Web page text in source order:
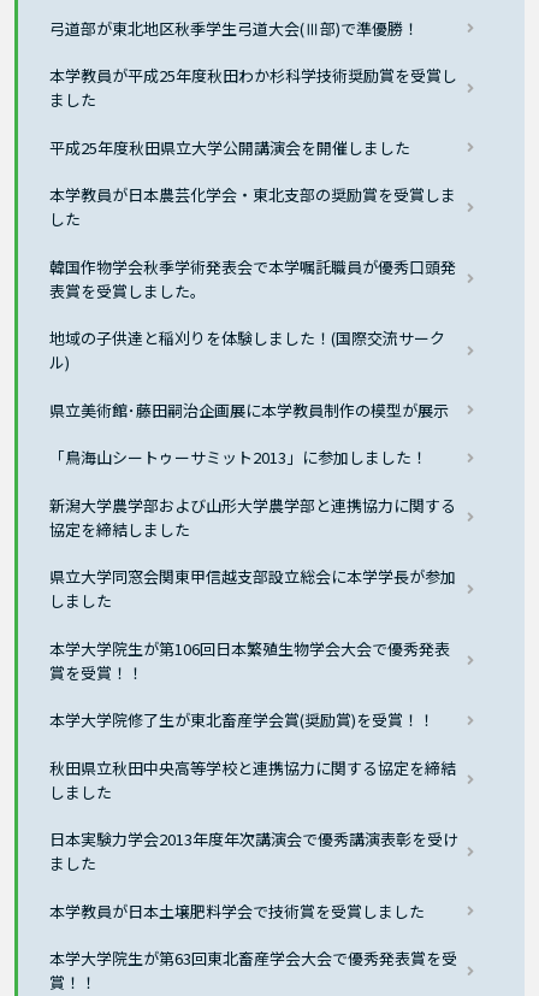
弓道部が東北地区秋季学生弓道大会(Ⅲ部)で準優勝！
本学教員が平成25年度秋田わか杉科学技術奨励賞を受賞し
ました
平成25年度秋田県立大学公開講演会を開催しました
本学教員が日本農芸化学会・東北支部の奨励賞を受賞しま
した
韓国作物学会秋季学術発表会で本学嘱託職員が優秀口頭発
表賞を受賞しました。
地域の子供達と稲刈りを体験しました！(国際交流サーク
ル)
県立美術館･藤田嗣治企画展に本学教員制作の模型が展示
「鳥海山シートゥーサミット2013」に参加しました！
新潟大学農学部および山形大学農学部と連携協力に関する
協定を締結しました
県立大学同窓会関東甲信越支部設立総会に本学学長が参加
しました
本学大学院生が第106回日本繁殖生物学会大会で優秀発表
賞を受賞！！
本学大学院修了生が東北畜産学会賞(奨励賞)を受賞！！
秋田県立秋田中央高等学校と連携協力に関する協定を締結
しました
日本実験力学会2013年度年次講演会で優秀講演表彰を受け
ました
本学教員が日本土壌肥料学会で技術賞を受賞しました
本学大学院生が第63回東北畜産学会大会で優秀発表賞を受
賞！！